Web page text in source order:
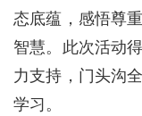
态底蕴，感悟尊
智慧。此次活动
力支持，门头沟
学习。